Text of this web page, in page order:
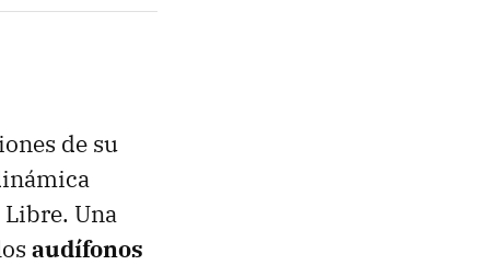
de su
Una
audífonos